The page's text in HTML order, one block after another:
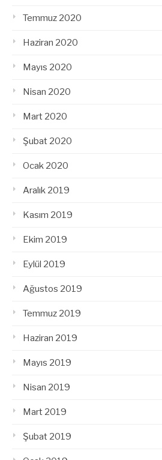
Temmuz 2020
Haziran 2020
Mayıs 2020
Nisan 2020
Mart 2020
Şubat 2020
Ocak 2020
Aralık 2019
Kasım 2019
Ekim 2019
Eylül 2019
Ağustos 2019
Temmuz 2019
Haziran 2019
Mayıs 2019
Nisan 2019
Mart 2019
Şubat 2019